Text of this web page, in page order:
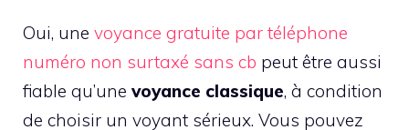
Oui, une voyance gratuite par téléphone
numéro non surtaxé sans cb peut être aussi
fiable qu’une voyance classique, à condition
de choisir un voyant sérieux. Vous pouvez